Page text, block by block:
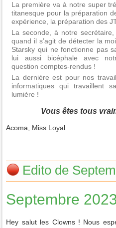
La première va à notre super
titanesque pour la préparation
expérience, la préparation des
La seconde, à notre
quand il s’agit de détecter la
Starsky qui ne fonctionne pas
lui aussi bicéphale avec
question comptes-rendus !
La dernière est pour nos
informatiques qui travaillent
lumière !
Vous êtes tous
Acoma, Miss Loyal
Edito de
Septembre
Hey salut les Clowns ! Nous